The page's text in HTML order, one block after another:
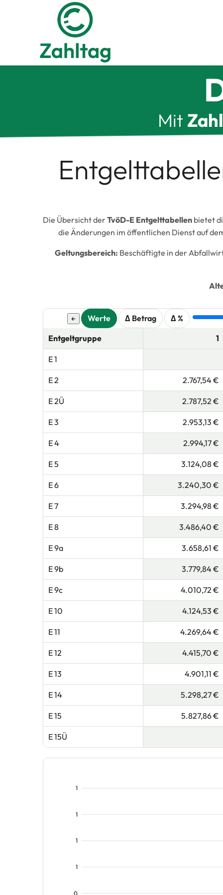
Mit
Die Übersicht derTvöD-E Entgelttabellen bietet
die Änderungen im öffentlichen Dienst auf
Geltungsbereich: Beschäftigte in der
← Werte Δ Betrag Δ %
Entgeltgruppe 1
E 1
E 2 2.767,54 €
E 2Ü 2.787,52 €
E 3 2.953,13 €
E 4 2.994,17 €
E 5 3.124,08 €
E 6 3.240,30 €
E 7 3.294,98 €
E 8 3.486,40 €
E 9a 3.658,61 €
E 9b 3.779,84 €
E 9c 4.010,72 €
E 10 4.124,53 €
E 11 4.269,64 €
E 12 4.415,70 €
E 13 4.901,11 €
E 14 5.298,27 €
E 15 5.827,86 €
E 15Ü
0
1
1
1
1